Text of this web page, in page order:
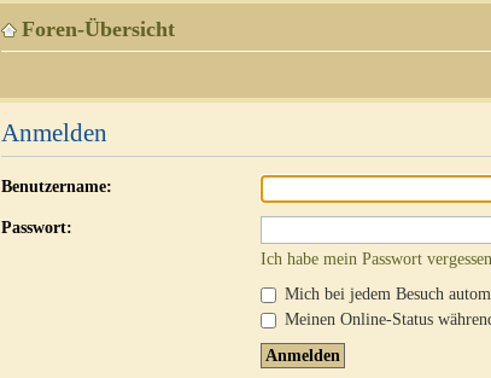
Foren-Übersicht
Anmelden
Benutzername:
Passwort:
Ich habe mein Passwort vergessen
Mich bei jedem Besuch
Meinen Online-Status